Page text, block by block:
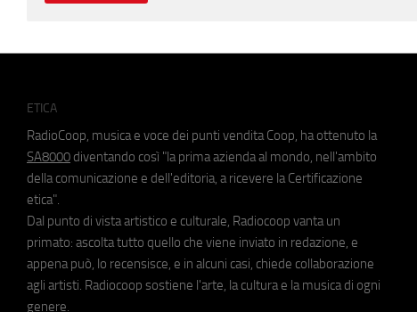
ETICA
RadioCoop, musica e voce dei punti vendita Coop, ha ottenuto la
SA8000 diventando così "la prima azienda al mondo, nell'ambito
della comunicazione e dell'editoria, a ricevere la Certificazione
etica".
Dal punto di vista artistico e culturale, Radiocoop vanta un
primato: ascolta tutto quello che viene inviato in redazione, e
appena può, lo recensisce, e in alcuni casi, chiede collaborazione
agli artisti. Radiocoop sostiene l'arte, la cultura e la musica di ogni
genere.